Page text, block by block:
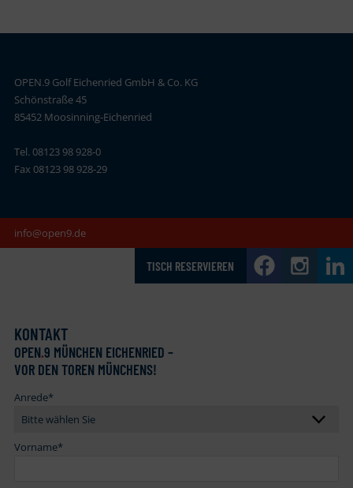
OPEN.9 Golf Eichenried GmbH & Co. KG
Schönstraße 45
85452 Moosinning-Eichenried
Tel. 08123 98 928-0
Fax 08123 98 928-29
info@open9.de
TISCH RESERVIEREN
KONTAKT
OPEN.9 MÜNCHEN EICHENRIED –
VOR DEN TOREN MÜNCHENS!
Anrede*
Vorname*